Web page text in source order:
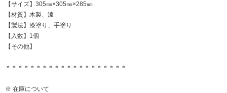
【サイズ】305㎜×305㎜×285㎜
【材質】木製、漆
【製法】漆塗り、手塗り
【入数】1個
【その他】
＊＊＊＊＊＊＊＊＊＊＊＊＊＊＊＊＊＊＊＊
※ 在庫について